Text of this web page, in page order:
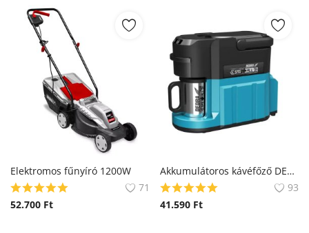
Elektromos fűnyíró 1200W
71
52.700 Ft
Akkumulátoros kávéfőző DEDRA SAS+ALL DED6920 18V, csésze
93
41.590 Ft